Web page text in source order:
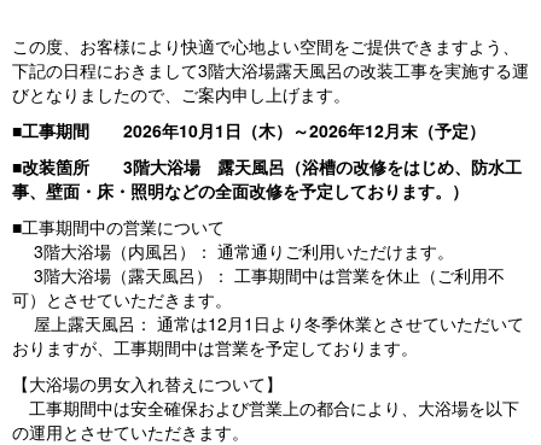
この度、お客様により快適で心地よい空間をご提供できますよう、
下記の日程におきまして3階大浴場露天風呂の改装工事を実施する運
びとなりましたので、ご案内申し上げます。
■工事期間 2026年10月1日（木）～2026年12月末（予定）
■改装箇所 3階大浴場 露天風呂（浴槽の改修をはじめ、防水工
事、壁面・床・照明などの全面改修を予定しております。）
■工事期間中の営業について
3階大浴場（内風呂）： 通常通りご利用いただけます。
3階大浴場（露天風呂）： 工事期間中は営業を休止（ご利用不
可）とさせていただきます。
屋上露天風呂： 通常は12月1日より冬季休業とさせていただいて
おりますが、工事期間中は営業を予定しております。
【大浴場の男女入れ替えについて】
工事期間中は安全確保および営業上の都合により、大浴場を以下
の運用とさせていただきます。